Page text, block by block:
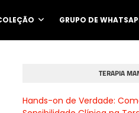
GRUPO DE
TERAPIA
Hands-on de Verdade: